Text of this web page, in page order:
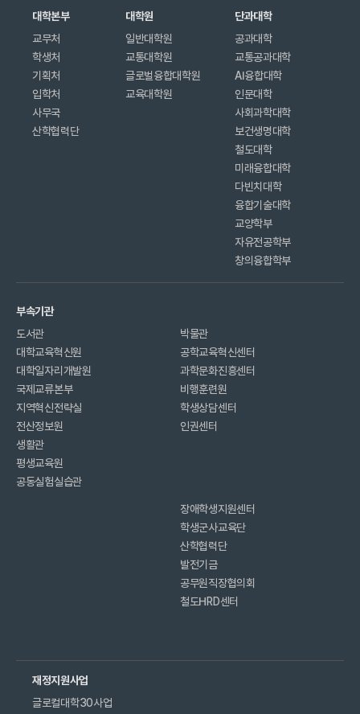
대학본부
교무처
학생처
기획처
입학처
사무국
산학협력단
대학원
일반대학원
교통대학원
글로벌융합대학원
교육대학원
단과대학
공과대학
교통공과대학
AI융합대학
인문대학
사회과학대학
보건생명대학
철도대학
미래융합대학
다빈치대학
융합기술대학
교양학부
자유전공학부
창의융합학부
부속기관
도서관
대학교육혁신원
대학일자리개발원
국제교류본부
지역혁신전략실
전산정보원
생활관
평생교육원
공동실험실습관
박물관
공학교육혁신센터
과학문화진흥센터
비행훈련원
학생상담센터
인권센터
장애학생지원센터
학생군사교육단
산학협력단
발전기금
공무원직장협의회
철도HRD센터
재정지원사업
글로컬대학30사업